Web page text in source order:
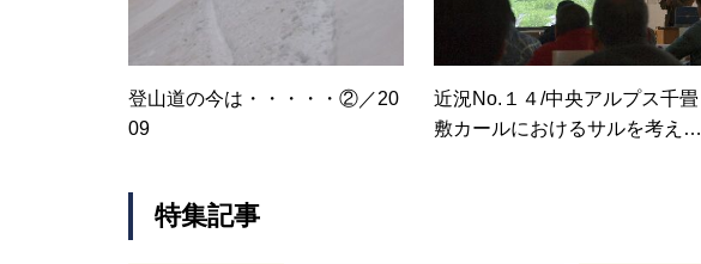
今朝の北アルプス展望です。
登山道の今は・・・・・②／20
09
近況No.１４/中央アルプス千畳
敷カールにおけるサルを考える
特集記事